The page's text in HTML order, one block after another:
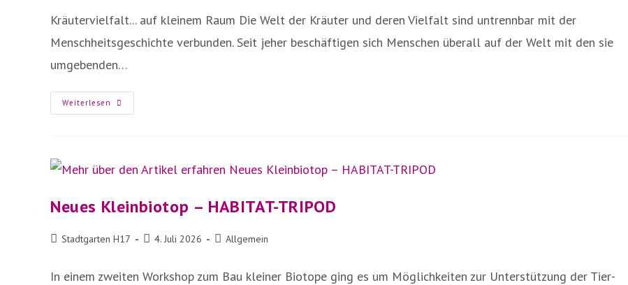
Kräutervielfalt... auf kleinem Raum Die Welt der Kräuter und deren Vielfalt sind untrennbar mit der
Menschheitsgeschichte verbunden. Seit jeher beschäftigen sich Menschen überall auf der Welt mit den sie
umgebenden…
Weiterlesen Ausstellung
KRÄUTERVIELFALT
Neues Kleinbiotop – HABITAT-TRIPOD
Beitrags-
Stadtgarten H17
Beitrag
4. Juli 2026
Beitrags-
Allgemein
In einem zweiten Workshop zum Bau kleiner Biotope ging es um Möglichkeiten zur Unterstützung der Tier-